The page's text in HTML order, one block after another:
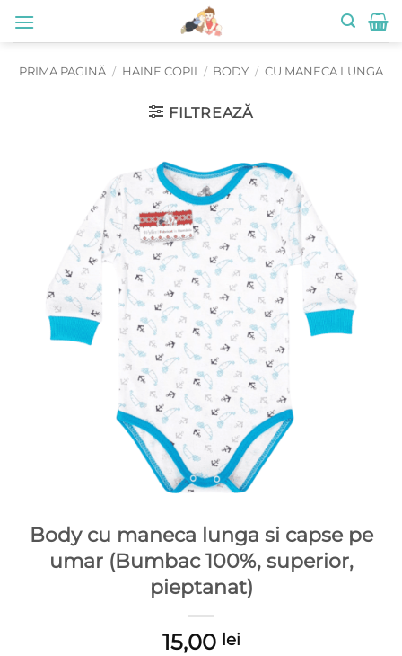
PRIMA PAGINĂ / HAINE COPII / BODY / CU MANECA LUNGA
FILTREAZĂ
Body cu maneca lunga si capse pe
umar (Bumbac 100%, superior,
pieptanat)
15,00 lei